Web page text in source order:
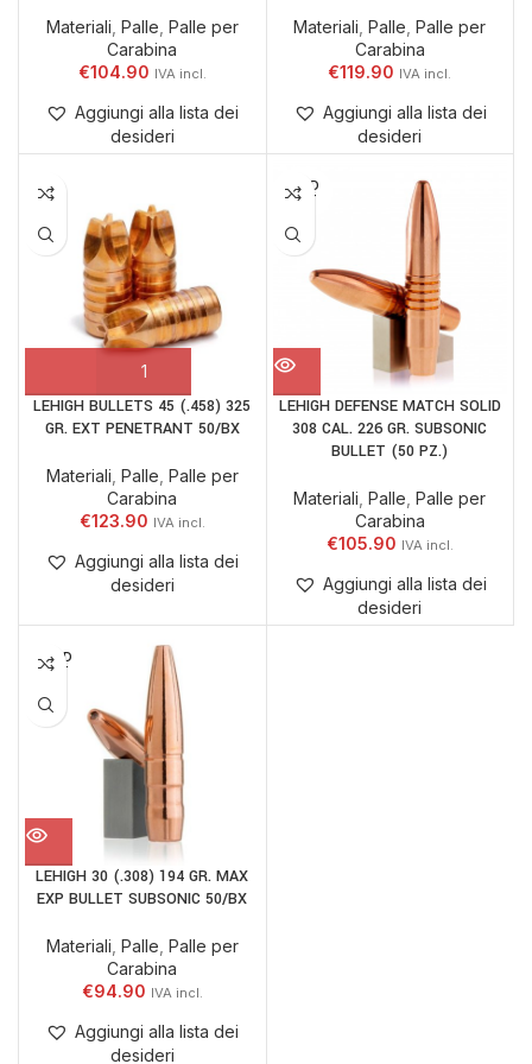
Materiali Palle Palle per
Carabina
€104.90
Aggiungi alla lista dei
desideri
Materiali ,Palle ,Palle per
Carabina
€119.90
Aggiungi alla lista dei
desideri
LEHIGH BULLETS 45 (.458) 325
GR. EXT PENETRANT 50/BX
Materiali Palle Palle per
Carabina
€123.90
Aggiungi alla lista dei
desideri
SOLD
OUT
LEHIGH DEFENSE MATCH SOLID
308 CAL. 226 GR. SUBSONIC
BULLET (50 PZ.)
Materiali ,Palle ,Palle per
Carabina
€105.90
Aggiungi alla lista dei
desideri
SOLD
OUT
LEHIGH 30 (.308) 194 GR. MAX
EXP BULLET SUBSONIC 50/BX
Materiali Palle Palle per
Carabina
€94.90
Aggiungi alla lista dei
desideri